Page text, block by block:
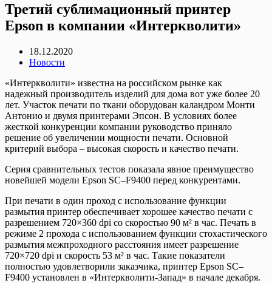
Третий сублимационный принтер
Epson в компании «Интеркволити»
18.12.2020
Новости
«Интеркволити» известна на российском рынке как
надежный производитель изделий для дома вот уже более 20
лет. Участок печати по ткани оборудован каландром Монти
Антонио и двумя принтерами Эпсон. В условиях более
жесткой конкуренции компании руководство приняло
решение об увеличении мощности печати. Основной
критерий выбора – высокая скорость и качество печати.
Серия сравнительных тестов показала явное преимущество
новейшей модели Epson SC–F9400 перед конкурентами.
При печати в один проход с использование функции
размытия принтер обеспечивает хорошее качество печати с
разрешением 720×360 dpi со скоростью 90 м² в час. Печать в
режиме 2 прохода с использованием функции стохастического
размытия межпроходного расстояния имеет разрешение
720×720 dpi и скорость 53 м² в час. Такие показатели
полностью удовлетворили заказчика, принтер Epson SC–
F9400 установлен в «Интеркволити-Запад» в начале декабря.